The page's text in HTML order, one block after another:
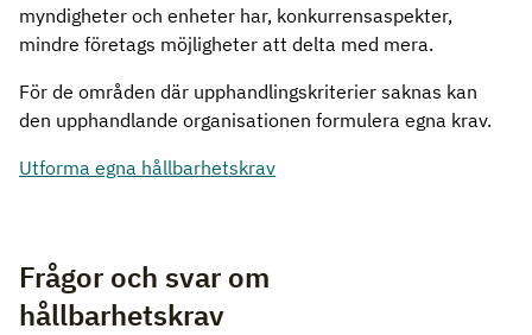
myndigheter och enheter har, konkurrensaspekter,
mindre företags möjligheter att delta med mera.
För de områden där upphandlingskriterier saknas kan
den upphandlande organisationen formulera egna krav.
Utforma egna hållbarhetskrav
Frågor och svar om
hållbarhetskrav